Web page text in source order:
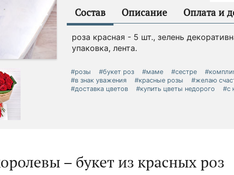
Состав Описание Оплата и
роза красная - 5 шт., зелень
упаковка, лента.
#розы #букет роз #маме #сестре
#в знак уважения
#красные розы #желаю
#доставка цветов
#купить цветы недорого #с
– букет из красных роз